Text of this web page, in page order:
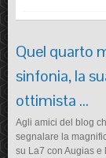
Quel quarto
sinfonia, la
ottimista …
Agli amici del blog
segnalare la
su La7 con Augias e